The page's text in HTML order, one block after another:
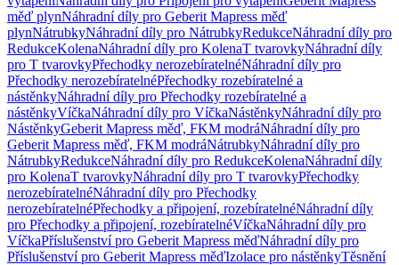
měď plynNáhradní díly pro Geberit Mapress měď
plynNátrubkyNáhradní díly pro NátrubkyRedukceNáhradní díly pro
RedukceKolenaNáhradní díly pro KolenaT tvarovkyNáhradní díly
pro T tvarovkyPřechodky nerozebíratelnéNáhradní díly pro
Přechodky nerozebíratelnéPřechodky rozebíratelné a
nástěnkyNáhradní díly pro Přechodky rozebíratelné a
nástěnkyVíčkaNáhradní díly pro VíčkaNástěnkyNáhradní díly pro
NástěnkyGeberit Mapress měď, FKM modráNáhradní díly pro
Geberit Mapress měď, FKM modráNátrubkyNáhradní díly pro
NátrubkyRedukceNáhradní díly pro RedukceKolenaNáhradní díly
pro KolenaT tvarovkyNáhradní díly pro T tvarovkyPřechodky
nerozebíratelnéNáhradní díly pro Přechodky
nerozebíratelnéPřechodky a připojení, rozebíratelnéNáhradní díly
pro Přechodky a připojení, rozebíratelnéVíčkaNáhradní díly pro
VíčkaPříslušenství pro Geberit Mapress měďNáhradní díly pro
Příslušenství pro Geberit Mapress měďIzolace pro nástěnkyTěsnění